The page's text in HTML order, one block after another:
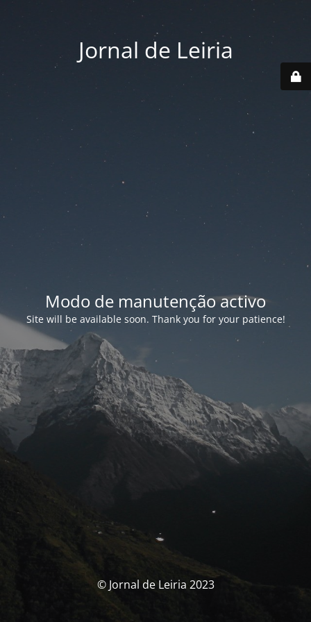
Jornal de Leiria
Modo de manutenção activo
Site will be available soon. Thank you for your patience!
© Jornal de Leiria 2023